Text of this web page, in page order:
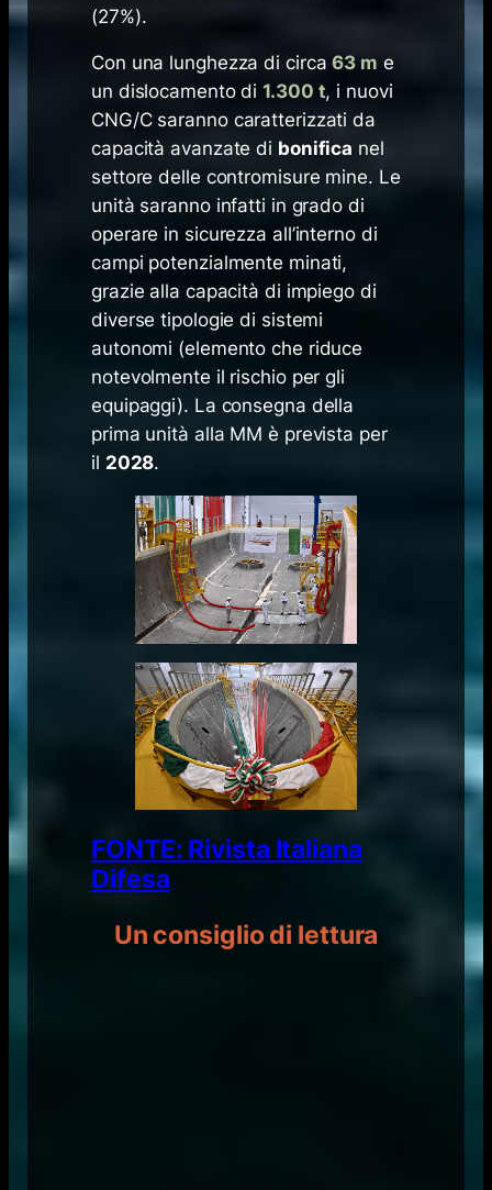
(27%).
Con una lunghezza di circa63 m e
un dislocamento di1.300 t, i nuovi
CNG/C saranno caratterizzati da
capacità avanzate di bonifica nel
settore delle contromisure mine. Le
unità saranno infatti in grado di
operare in sicurezza all’interno di
campi potenzialmente minati,
grazie alla capacità di impiego di
diverse tipologie di sistemi
autonomi (elemento che riduce
notevolmente il rischio per gli
equipaggi). La consegna della
prima unità alla MM è prevista per
il 2028.
FONTE: Rivista Italiana
Difesa
Un consiglio di lettura